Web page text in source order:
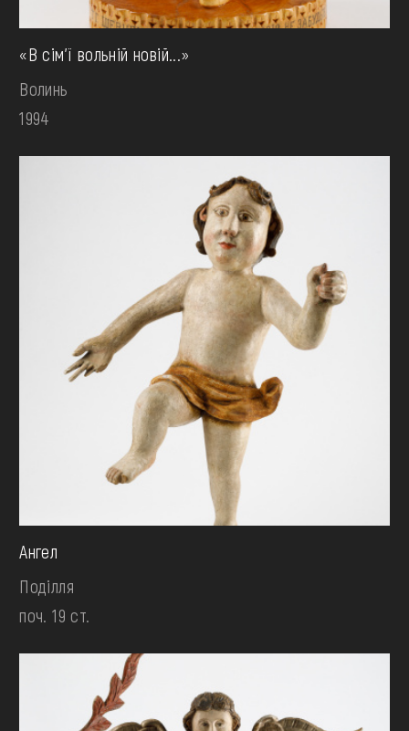
«В сім'ї вольній новій...»
Волинь
1994
Ангел
Поділля
поч. 19 ст.